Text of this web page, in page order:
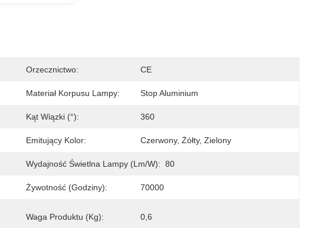
Orzecznictwo: CE
Materiał Korpusu Lampy: Stop Aluminium
Kąt Wiązki (°): 360
Emitujący Kolor: Czerwony, Żółty, Zielony
Wydajność Świetlna Lampy (lm/w): 80
Żywotność (godziny): 70000
Waga Produktu (kg): 0,6